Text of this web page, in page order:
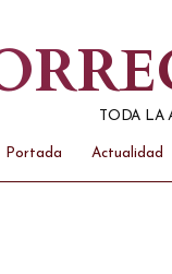
TODA LA
Portada Actualidad